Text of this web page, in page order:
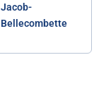
Jacob-
Bellecombette